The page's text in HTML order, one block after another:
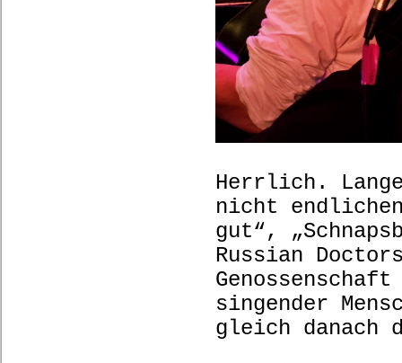
Herrlich.
nicht
gut“,
Russian
singender
gleich danach